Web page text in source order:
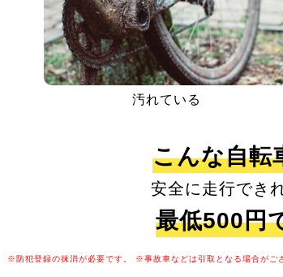
汚れている
こんな自転
安全に走行でき
最低500円
※防犯登録の抹消が必要です。 ※事故車などは引取となる場合がご